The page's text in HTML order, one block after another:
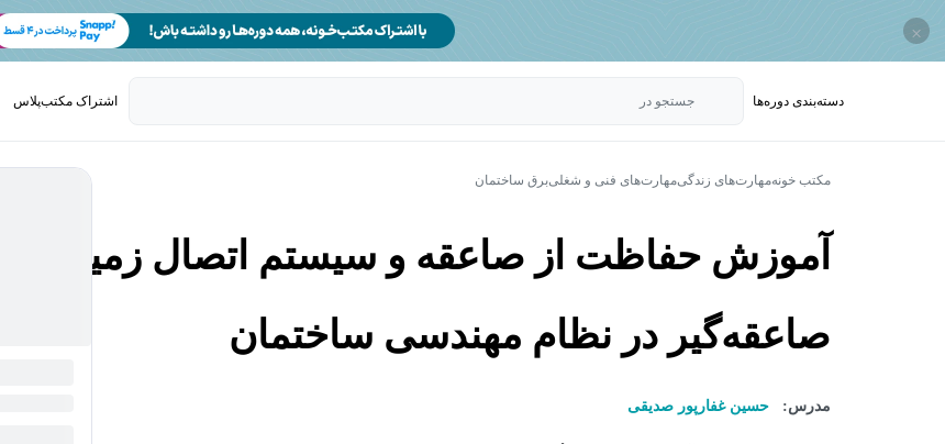
×
دسته‌بندی‌ دوره‌ها جستجو در اشتراک مکتب‌پلاس
مکتب خونهمهارت‌های زندگیمهارت‌های فنی و شغلیبرق ساختمان
آموزش حفاظت از صاعقه و سیستم اتصال زمین
صاعقه‌گیر در نظام مهندسی ساختمان
مدرس: حسین غفارپور صدیقی